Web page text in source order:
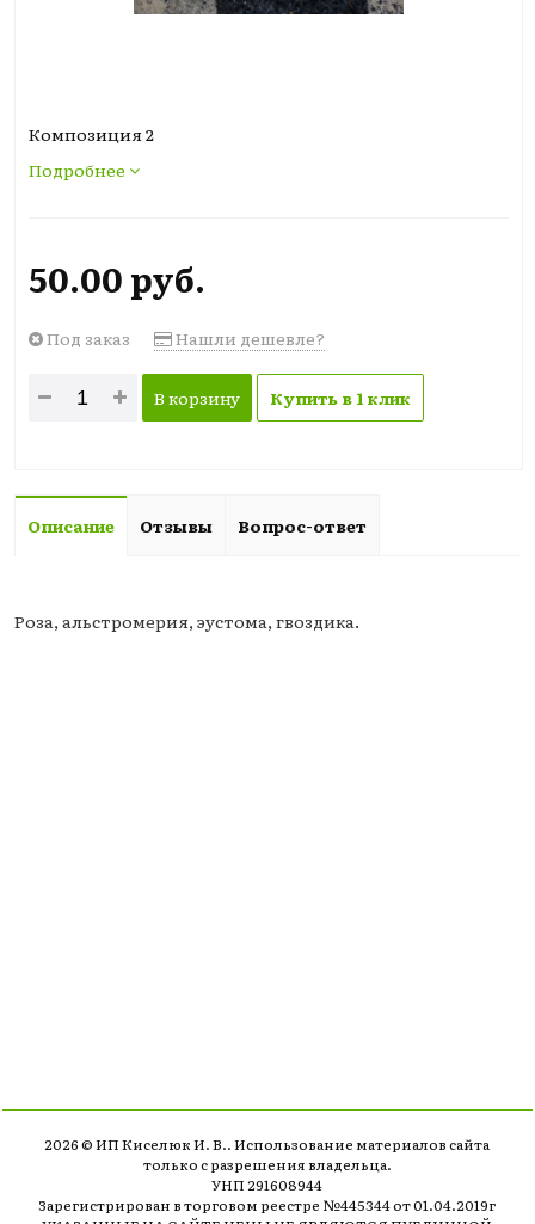
Композиция 2
Подробнее
50.00 руб.
Под заказ Нашли дешевле?
В корзину Купить в 1 клик
Описание Отзывы Вопрос-ответ
Роза, альстромерия, эустома, гвоздика.
2026 © ИП Киселюк И. В.. Использование материалов сайта
только с разрешения владельца.
УНП 291608944
Зарегистрирован в торговом реестре №445344 от 01.04.2019г